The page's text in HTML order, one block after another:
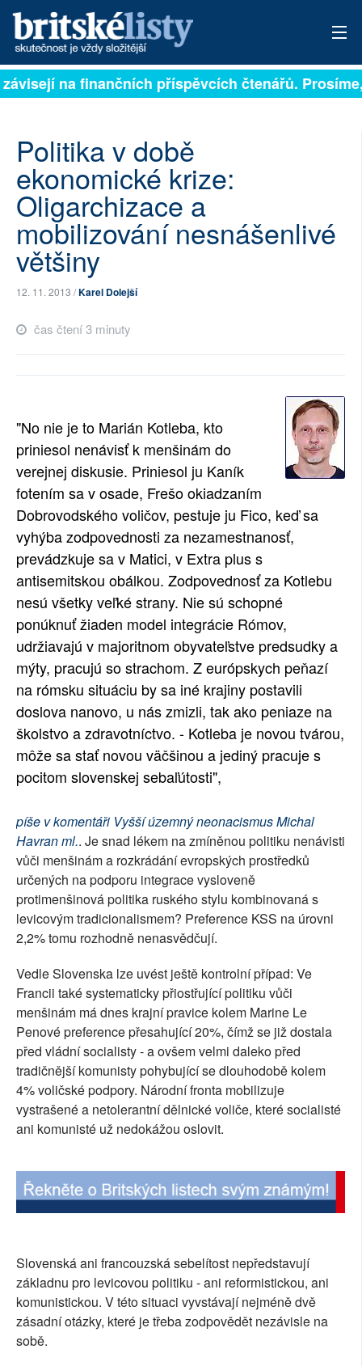
PŘIHLÁSIT
ARCHIV
ROZHOVORY
TÉMATA
NEJČTENĚJŠÍ ZA 7 DNÍ
RUBRIKY
PLNÁ VERZE STRÁNEK
na finančních příspěvcích čtenářů.
Politika v době
ekonomické krize:
Oligarchizace a
mobilizování nesnášenlivé
většiny
12. 11. 2013 /Karel Dolejší
čas čtení 3 minuty
"No nie je to Marián Kotleba, kto
priniesol nenávisť k menšinám do
verejnej diskusie. Priniesol ju Kaník
fotením sa v osade, Frešo okiadzaním
Dobrovodského voličov, pestuje ju Fico, keď sa
vyhýba zodpovednosti za nezamestnanosť,
prevádzkuje sa v Matici, v Extra plus s
antisemitskou obálkou. Zodpovednosť za Kotlebu
nesú všetky veľké strany. Nie sú schopné
ponúknuť žiaden model integrácie Rómov,
udržiavajú v majoritnom obyvateľstve predsudky a
mýty, pracujú so strachom. Z európskych peňazí
na rómsku situáciu by sa iné krajiny postavili
doslova nanovo, u nás zmizli, tak ako peniaze na
školstvo a zdravotníctvo. - Kotleba je novou tvárou,
môže sa stať novou väčšinou a jediný pracuje s
pocitom slovenskej sebaľútosti",
píše v komentáři Vyšší územný neonacismus Michal
Havran ml.. Je snad lékem na zmíněnou politiku nenávisti
vůči menšinám a rozkrádání evropských prostředků
určených na podporu integrace vysloveně
protimenšinová politika ruského stylu kombinovaná s
levicovým tradicionalismem? Preference KSS na úrovni
2,2% tomu rozhodně nenasvědčují.
Vedle Slovenska lze uvést ještě kontrolní případ: Ve
Francii také systematicky přiostřující politiku vůči
menšinám má dnes krajní pravice kolem Marine Le
Penové preference přesahující 20%, čímž se již dostala
před vládní socialisty - a ovšem velmi daleko před
tradičnější komunisty pohybující se dlouhodobě kolem
4% voličské podpory. Národní fronta mobilizuje
vystrašené a netolerantní dělnické voliče, které socialisté
ani komunisté už nedokážou oslovit.
Slovenská ani francouzská sebelítost nepředstavují
základnu pro levicovou politiku - ani reformistickou, ani
komunistickou. V této situaci vyvstávají nejméně dvě
zásadní otázky, které je třeba zodpovědět nezávisle na
sobě.